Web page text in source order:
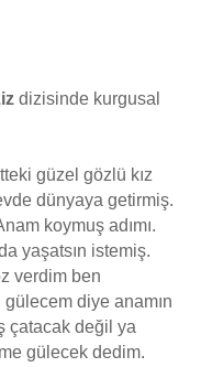
dizisinde kurgusal
güzel gözlü kız
dünyaya getirmiş.
koymuş adımı.
yaşatsın istemiş.
verdim ben
diye anamın
çatacak değil ya
gülecek dedim.